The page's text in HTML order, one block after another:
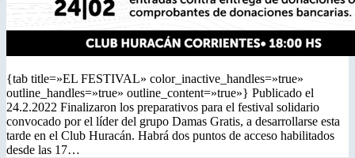
{tab title=»EL FESTIVAL» color_inactive_handles=»true»
outline_handles=»true» outline_content=»true»} Publicado el
24.2.2022 Finalizaron los preparativos para el festival solidario
convocado por el líder del grupo Damas Gratis, a desarrollarse esta
tarde en el Club Huracán. Habrá dos puntos de acceso habilitados
desde las 17…